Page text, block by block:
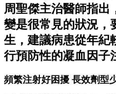
周聖傑主治醫師指出
變是很常見的狀況，
生，建議病患從年紀
行預防性的凝血因子
頻繁注射好困擾 長效劑型